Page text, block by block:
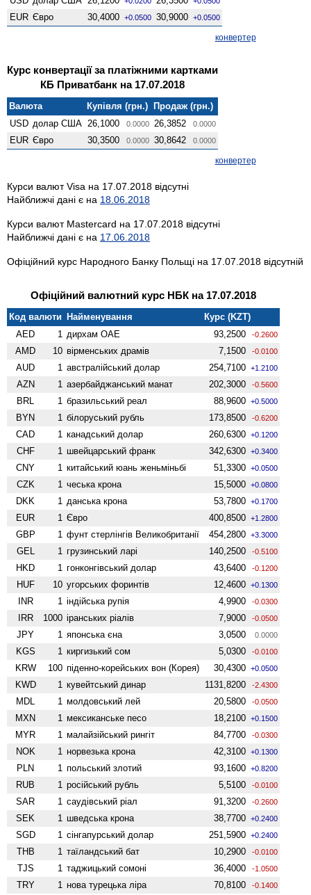
EUR Євро 30,4000 +0.0500 30,9000 +0.0500
конвертер
Курс конвертації за платіжними картками
КБ Приватбанк на 17.07.2018
Валюта Купівля (грн.) Продаж (грн.)
USD долар США 26,1000 0.0000 26,3852 0.0000
EUR Євро 30,3500 0.0000 30,8642 0.0000
конвертер
Курси валют Visa на 17.07.2018 відсутні
Найближчі дані є на 18.06.2018
Курси валют Mastercard на 17.07.2018 відсутні
Найближчі дані є на 17.06.2018
Офіційний курс Народного Банку Польщі на 17.07.2018 відсутній
Офіційний валютний курс НБК на 17.07.2018
Код валюти Найменування
Курс (KZT)
AED
1 дирхам ОАЕ 93,2500 -0.2600
AMD 10 вiрменських драмів 7,1500 -0.0100
AUD 1 австралійський долар 254,7100 +1.2100
AZN 1 азербайджанський манат 202,3000 -0.5600
BRL 1 бразильський реал 88,9600 +0.5000
BYN 1 білоруський рубль 173,8500 -0.6200
CAD 1 канадський долар 260,6300 +0.1200
CHF 1 швейцарський франк 342,6300 +0.3400
CNY 1 китайський юань женьмiньбi 51,3300 +0.0500
CZK 1 чеська крона 15,5000 +0.0800
DKK 1 данська крона 53,7800 +0.1700
EUR 1 Євро 400,8500 +1.2800
GBP 1 фунт стерлінгів Велико­британії 454,2800 +3.3000
GEL 1 грузинський ларі 140,2500 -0.5100
HKD 1 гонконгівський долар 43,6400 -0.1200
HUF 10 угорських форинтів 12,4600 +0.1300
INR 1 індійська рупія 4,9900 -0.0300
IRR 1000 іранських ріалів 7,9000 -0.0500
JPY 1 японська єна 3,0500 0.0000
KGS 1 киргизький сом 5,0300 -0.0100
KRW 100 піденно-корейських вон (Корея) 30,4300 +0.0500
KWD 1 кувейтський динар 1131,8200 -2.4300
MDL 1 молдовський лей 20,5800 -0.0500
MXN 1 мексиканське песо 18,2100 +0.1500
MYR 1 малайзійський рингіт 84,7700 -0.0300
NOK 1 норвезька крона 42,3100 +0.1300
PLN 1 польський злотий 93,1600 +0.8200
RUB 1 російський рубль 5,5100 -0.0100
SAR 1 саудівський ріал 91,3200 -0.2600
SEK 1 шведська крона 38,7700 +0.2400
SGD 1 сінгапурський долар 251,5900 +0.2400
THB 1 таїландський бат 10,2900 -0.0100
TJS 1 таджицький сомоні 36,4000 -1.0500
TRY 1 нова турецька ліра 70,8100 -0.1400